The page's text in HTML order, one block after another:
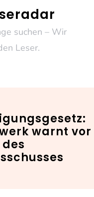
suchen – Wir
Leser.
warnt vor